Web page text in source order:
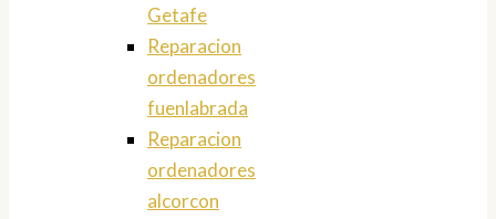
Getafe
Reparacion
ordenadores
fuenlabrada
Reparacion
ordenadores
alcorcon